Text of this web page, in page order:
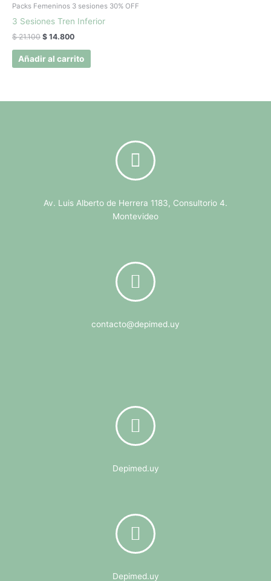
Packs Femeninos 3 sesiones 30% OFF
3 Sesiones Tren Inferior
$21.100
original
$ 21.100.
$ 14.800
actual
$ 14.800.
Añadir al carrito
Av. Luis Alberto de Herrera 1183, Consultorio 4.
Montevideo
contacto@depimed.uy
Depimed.uy
Depimed.uy